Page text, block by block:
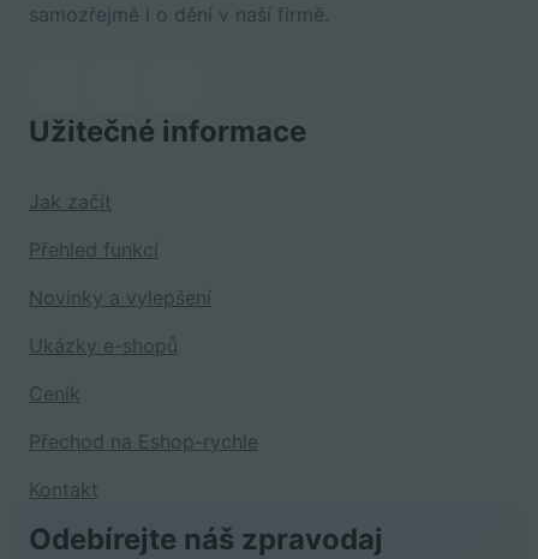
samozřejmě i o dění v naší firmě.
Užitečné informace
Jak začít
Přehled funkcí
Novinky a vylepšení
Ukázky e-shopů
Ceník
Přechod na Eshop-rychle
Kontakt
Odebírejte náš zpravodaj